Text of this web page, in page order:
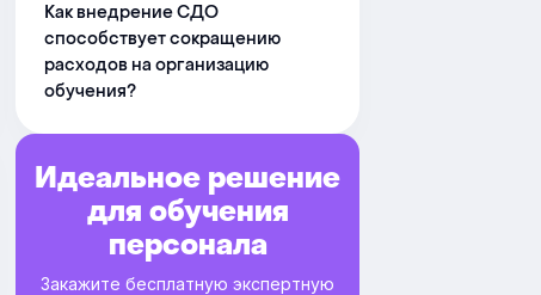
Как внедрение СДО
способствует сокращению
расходов на организацию
обучения?
Идеальное решение
для обучения
персонала
Закажите бесплатную экспертную